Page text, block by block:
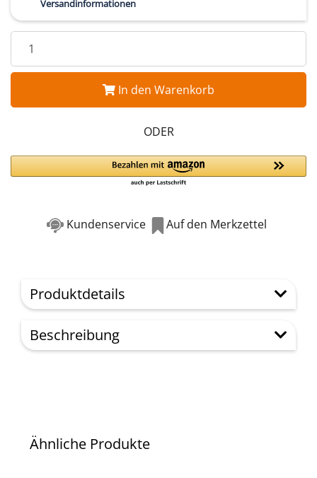
Versandinformationen
In den Warenkorb
ODER
Kundenservice Auf den Merkzettel
Produktdetails
Beschreibung
Ähnliche Produkte